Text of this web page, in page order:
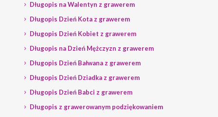
Długopis na Walentyn z grawerem
Długopis Dzień Kota z grawerem
Długopis Dzień Kobiet z grawerem
Długopis na Dzień Mężczyzn z grawerem
Długopis Dzień Bałwana z grawerem
Długopis Dzień Dziadka z grawerem
Długopis Dzień Babci z grawerem
Długopis z grawerowanym podziękowaniem